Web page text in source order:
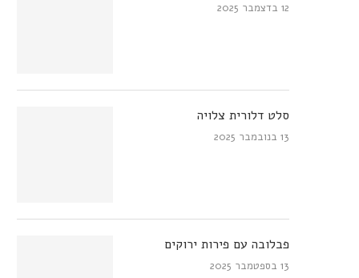
12 בדצמבר 2025
סלט דלורית צלויה
13 בנובמבר 2025
פבלובה עם פירות ירוקים
13 בספטמבר 2025